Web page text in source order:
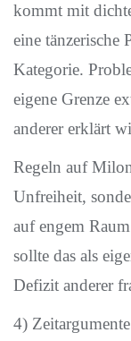
kommt mit
eine tänzerische
Kategorie.
eigene Grenze
anderer erklärt
Regeln auf
Unfreiheit,
auf engem
sollte das als
Defizit anderer
4)